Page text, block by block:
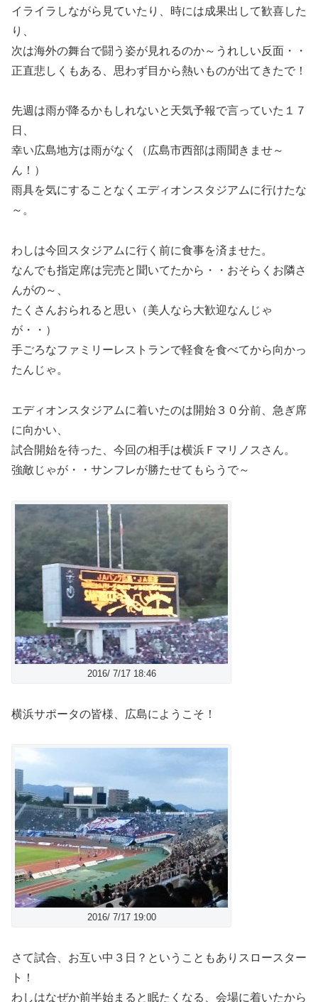
イライラしながら見ていたり、時には成果出して歓喜した
り、
次は海外の舞台で闘う姿が見れるのか～うれしい反面・・
正直悲しくもある、思わず目から熱いものが出てきたで！
先週は雨が降るかもしれないと天気予報で言っていた１７
日、
幸い広島地方は雨がなく（広島市西部は雨聞きませ～
ん！）
雨具を気にすることなくエディオンスタジアムに行けたな
～。
わしは今回スタジアムに行く前に食事を済ませた。
なんでも指定席は完売と聞いてたから・・おそらくお隣さ
んがの～、
たくさんおられると思い（美人なら大歓迎なんじゃ
が・・）
手ごろなファミリーレストランで軽食を食べてから向かっ
たんじゃ。
エディオンスタジアムに着いたのは開始３０分前、急ぎ席
に向かい、
試合開始を待った、今回の相手は横浜Ｆマリノスさん。
強敵じゃが・・サンフレが勝たせてもらうで～
2016/ 7/17 18:46
横浜サポータの皆様、広島にようこそ！
2016/ 7/17 19:00
さて試合、お互い中３日？ということもありスロースター
ト！
わしはなぜか前半始まると眠たくなる、会場に着いたから